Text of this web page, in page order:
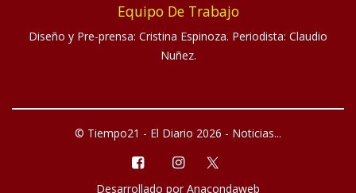
Equipo De Trabajo
Diseño y Pre-prensa: Cristina Espinoza. Periodista: Claudio
Nuñez.
© Tiempo21 - El Diario 2026 - Noticias...
Desarrollado por Anacondaweb